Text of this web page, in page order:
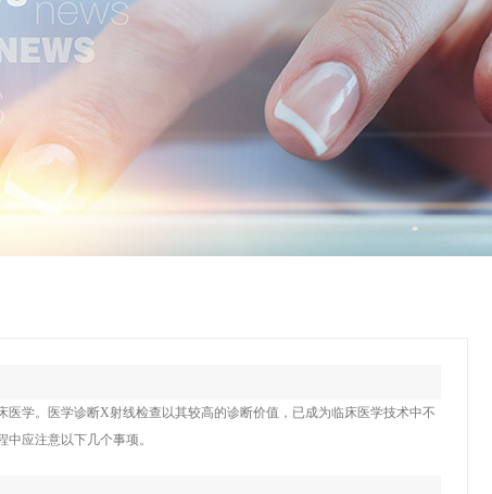
学。医学诊断X射线检查以其较高的诊断价值，已成为临床医学技术中不
应注意以下几个事项。